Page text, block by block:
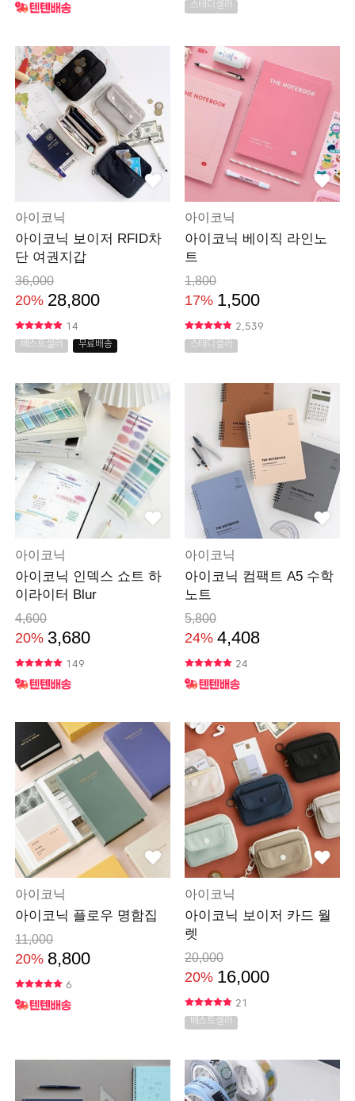
스테디셀러
아이코닉
아이코닉 보이저 RFID차
단 여권지갑
36,000
20% 28,800
14
베스트셀러 무료배송
아이코닉
아이코닉 베이직 라인노
트
1,800
17% 1,500
2,539
스테디셀러
아이코닉
아이코닉 인덱스 쇼트 하
이라이터 Blur
4,600
20% 3,680
149
아이코닉
아이코닉 컴팩트 A5 수학
노트
5,800
24% 4,408
24
아이코닉
아이코닉 플로우 명함집
11,000
20% 8,800
6
아이코닉
아이코닉 보이저 카드 월
렛
20,000
20% 16,000
21
베스트셀러